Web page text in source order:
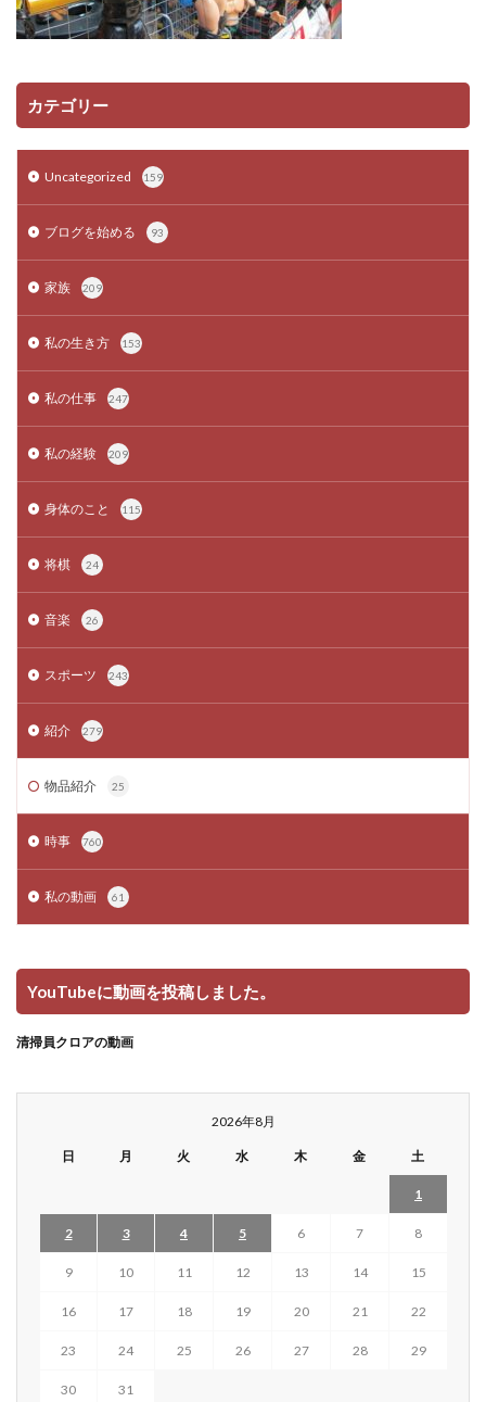
カテゴリー
Uncategorized 159
ブログを始める 93
家族 209
私の生き方 153
私の仕事 247
私の経験 209
身体のこと 115
将棋 24
音楽 26
スポーツ 243
紹介 279
物品紹介 25
時事 760
私の動画 61
YouTubeに動画を投稿しました。
清掃員クロアの動画
2026年8月
日 月 火 水 木 金 土
1
2 3 4 5 6 7 8
9 10 11 12 13 14 15
16 17 18 19 20 21 22
23 24 25 26 27 28 29
30 31